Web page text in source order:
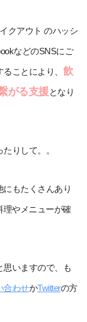
クアウト のハッシ
などのSNSにご
ことにより、 飲
がる支援となり
りして。。
もたくさんあり
理やメニューが確
思いますので、も
合わせかTwitterの方